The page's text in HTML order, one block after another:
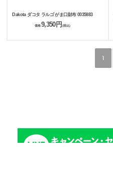
Dakota ダコタ ラルゴ がま口財布 0035883
価格 9,350円 (税込)
1